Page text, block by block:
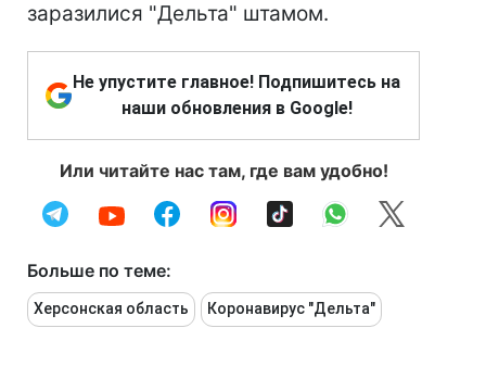
заразилися "Дельта" штамом.
Не упустите главное! Подпишитесь на
наши обновления в Google!
Или читайте нас там, где вам удобно!
Больше по теме:
Херсонская область Коронавирус "Дельта"